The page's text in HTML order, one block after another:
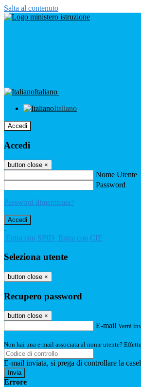
Salta al contenuto
Italiano
Italiano
Accedi
Accedi
button close ×
Nome Utente
Password
Password dimenticata?
-
Entra con SPID Entra con CIE
Seleziona utente
button close ×
Recupero password
button close ×
E-mail Verrà
Non hai una e-mail associata al nome utente?
E-mail inviata, si prega di controllare la
Errore